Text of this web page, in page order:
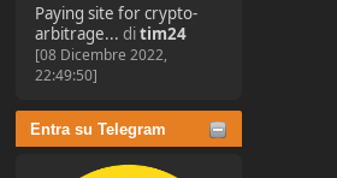
Paying site for crypto-
arbitrage... ditim24
[08 Dicembre 2022,
22:49:50]
Entra su Telegram